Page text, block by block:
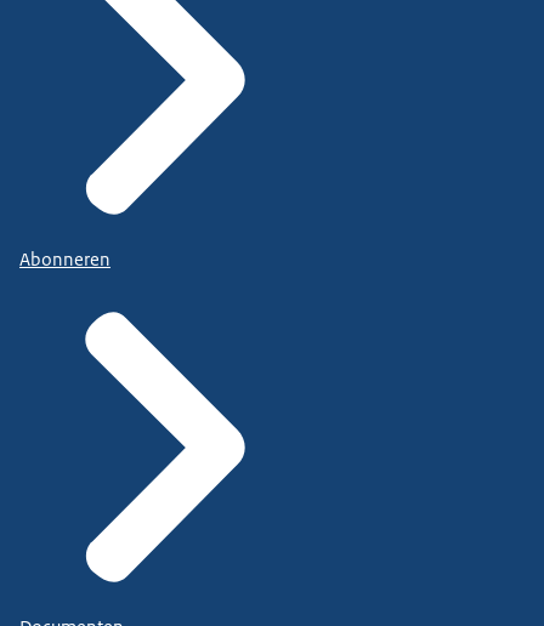
Abonneren